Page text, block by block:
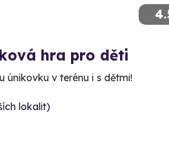
hra pro děti
únikovku v terénu i s dětmi!
lokalit)